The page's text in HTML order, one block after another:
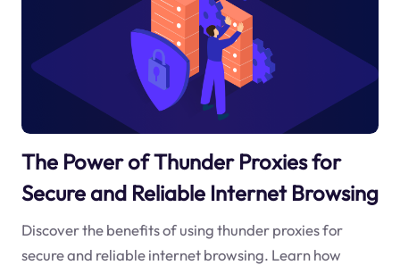
The Power of Thunder Proxies for
Secure and Reliable Internet Browsing
Discover the benefits of using thunder proxies for
secure and reliable internet browsing. Learn how